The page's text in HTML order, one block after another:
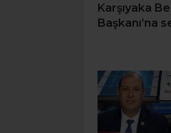
Karşıyaka
Başkanı’na